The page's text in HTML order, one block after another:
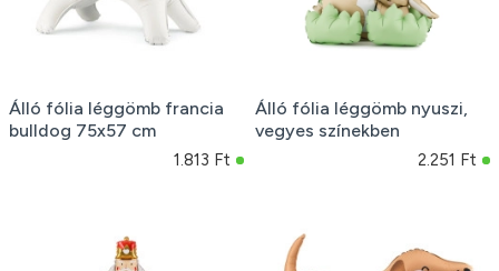
Álló fólia léggömb francia
bulldog 75x57 cm
1.813 Ft
Álló fólia léggömb nyuszi,
vegyes színekben
2.251 Ft